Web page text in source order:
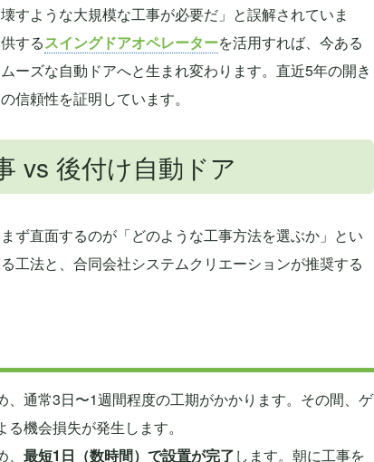
すような大規模な工事が必要だ」と誤解されていま
するスイングドアオペレーターを活用すれば、今ある
ーズな自動ドアへと生まれ変わります。直近5年の開き
信頼性を証明しています。
vs 後付け自動ドア
ず直面するのが「どのような工事方法を選ぶか」とい
工法と、合同会社システムクリエーションが推奨する
、通常3日〜1週間程度の工期がかかります。その間、ゲ
機会損失が発生します。
最短1日（数時間）で設置が完了します。朝に工事を